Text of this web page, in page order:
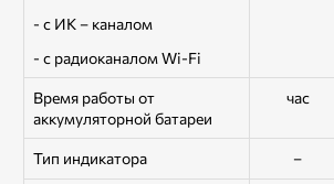
- с ИК – каналом
- с радиоканалом Wi-Fi
Время работы от
аккумуляторной батареи
час
Тип индикатора –